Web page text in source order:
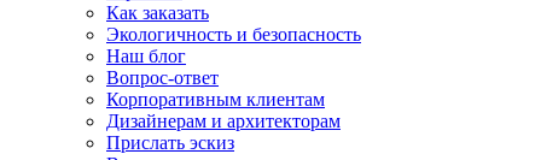
Как заказать
Экологичность и безопасность
Наш блог
Вопрос-ответ
Корпоративным клиентам
Дизайнерам и архитекторам
Прислать эскиз